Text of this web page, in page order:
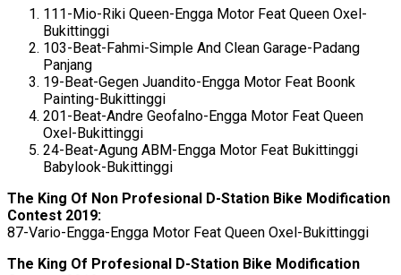
111-Mio-Riki Queen-Engga Motor Feat Queen Oxel-
Bukittinggi
103-Beat-Fahmi-Simple And Clean Garage-Padang
Panjang
19-Beat-Gegen Juandito-Engga Motor Feat Boonk
Painting-Bukittinggi
201-Beat-Andre Geofalno-Engga Motor Feat Queen
Oxel-Bukittinggi
24-Beat-Agung ABM-Engga Motor Feat Bukittinggi
Babylook-Bukittinggi
The King Of Non Profesional D-Station Bike Modification
Contest 2019:
87-Vario-Engga-Engga Motor Feat Queen Oxel-Bukittinggi
The King Of Profesional D-Station Bike Modification